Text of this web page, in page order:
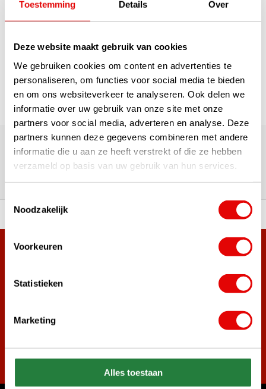
Toestemming Details Over
Deze website maakt gebruik van cookies
We gebruiken cookies om content en advertenties te
personaliseren, om functies voor social media te bieden
en om ons websiteverkeer te analyseren. Ook delen we
informatie over uw gebruik van onze site met onze
partners voor social media, adverteren en analyse. Deze
partners kunnen deze gegevens combineren met andere
informatie die u aan ze heeft verstrekt of die ze hebben
verzameld op basis van uw gebruik van hun services.
Toestemmingsselectie
Noodzakelijk
Voorkeuren
Statistieken
Marketing
Alles toestaan
180,000+ Customers | 5,000+ Reviews | Trusted Shops,
TrustPilot, Google
Reviews: What our customers
say
of premium brands! Ordered before 3 pm,
+38,000 customers have already subscribed.
golf deals!
Subscribe